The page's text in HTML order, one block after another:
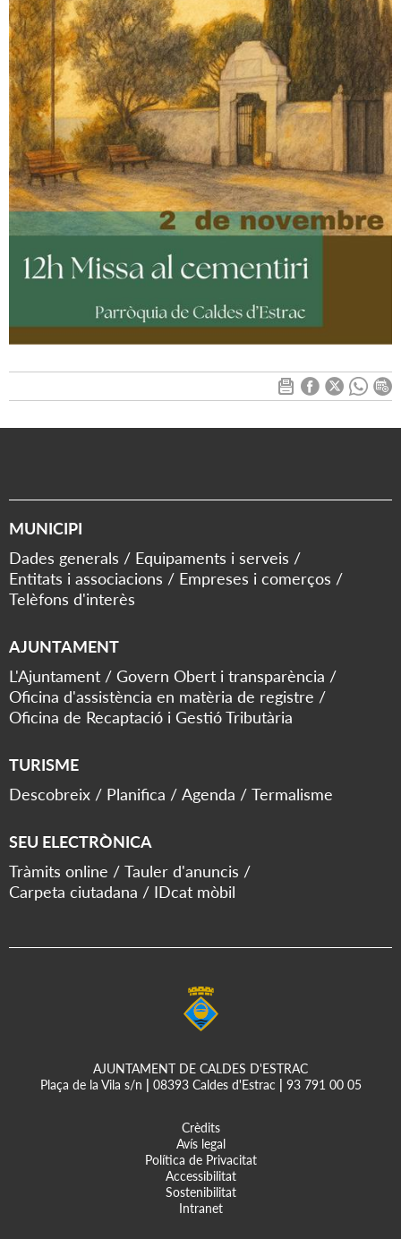
MUNICIPI
Dades generals
Equipaments i serveis
Entitats i associacions
Empreses i comerços
Telèfons d'interès
AJUNTAMENT
L'Ajuntament
Govern Obert i transparència
Oficina d'assistència en matèria de registre
Oficina de Recaptació i Gestió Tributària
TURISME
Descobreix
Planifica Agenda Termalisme
SEU ELECTRÒNICA
Tràmits online
Tauler d'anuncis
Carpeta ciutadana
IDcat mòbil
AJUNTAMENT DE CALDES D'ESTRAC
Plaça de la Vila s/n
08393 Caldes d'Estrac 93 791 00 05
Crèdits
Avís legal
Política de Privacitat
Accessibilitat
Sostenibilitat
Intranet